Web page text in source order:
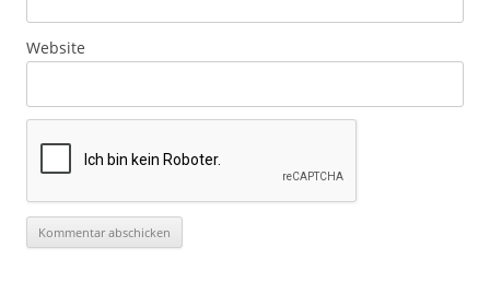
Website